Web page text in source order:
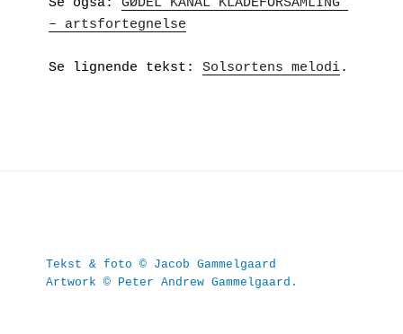
Se også: GØDEL KANAL KLADEFORSAMLING
– artsfortegnelse
Se lignende tekst: Solsortens melodi.
Tekst & foto © Jacob Gammelgaard
Artwork © Peter Andrew Gammelgaard.